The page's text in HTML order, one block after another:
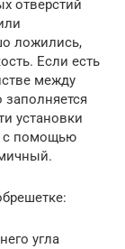
отверстий
ложились,
Если есть
между
установки
с помощью
угла